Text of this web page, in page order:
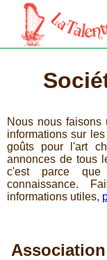
Nous nous
informations sur
goûts pour l'art
annonces de tous
c'est parce
connaissance.
informations utiles,